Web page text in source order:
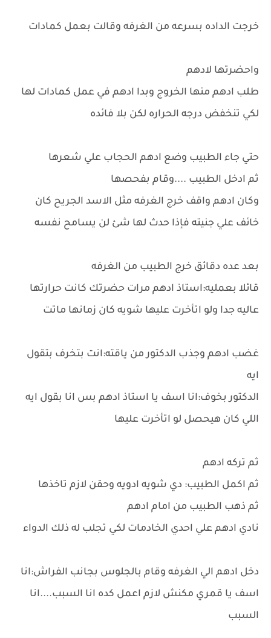
خرجت الداده بسرعه من الغرفه وقالت بعمل كمادات
واحضرتها لادهم
طلب ادهم منها الخروج وبدا ادهم في عمل كمادات لها
لكي تنخفض درجه الحراره لكن بلا فائده
حتي جاء الطبيب وضع ادهم الحجاب علي شعرها
ثم ادخل الطبيب ....وقام بفحصها
وكان ادهم واقف خرج الغرفه مثل الاسد الجريح كان
خائف علي جنيته فإذا حدث لها شئ لن يسامح نفسه
بعد عده دقائق خرج الطبيب من الغرفه
قائلا بعمليه:استاذ ادهم مرات حضرتك كانت حرارتها
عاليه جدا ولو اتأخرت عليها شويه كان زمانها ماتت
غضب ادهم وجذب الدكتور من ياقته:انت بتخرف بتقول
ايه
الدكتور بخوف:انا اسف يا استاذ ادهم بس انا بقول ايه
اللي كان هيحصل لو اتأخرت عليها
ثم تركه ادهم
ثم اكمل الطبيب: دي شويه ادويه وحقن لازم تاخذها
ثم ذهب الطبيب من امام ادهم
نادي ادهم علي احدي الخادمات لكي تجلب له ذلك الدواء
دخل ادهم الي الغرفه وقام بالجلوس بجانب الفراش:انا
اسف يا قمري مكنش لازم اعمل كده انا السبب....انا
السبب